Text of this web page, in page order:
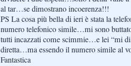
al tar…se dimostrano incoerenza!!!
PS La cosa più bella di ieri è stata la
numero telefonico simile…mi sono
tutti incazzati come scimmie…e lei “mi
diretta…ma essendo il numero simile al
Fantastica